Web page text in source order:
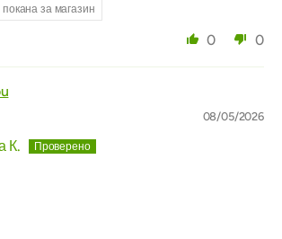
за магазин
0 0
08/05/2026
К.